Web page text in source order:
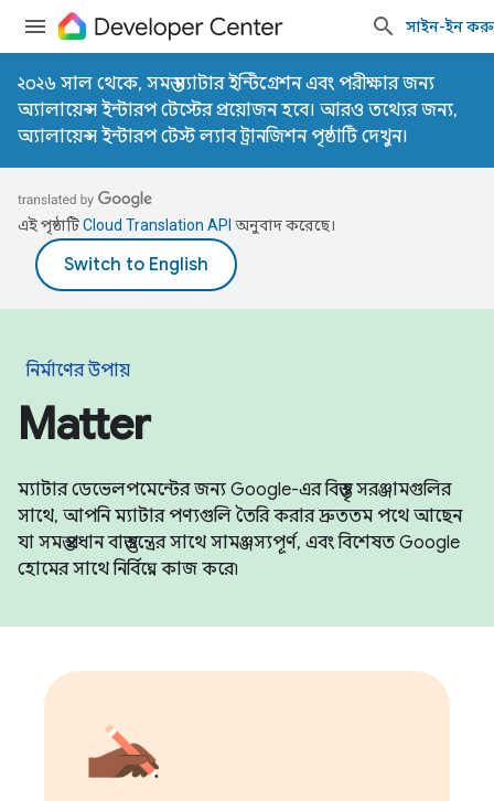
সাইন-ইন
২০২৬ সাল থেকে, সমস্ত ম্যাটার ইন্টিগ্রেশন এবং পরীক্ষার জন্য
অ্যালায়েন্স ইন্টারপ টেস্টের প্রয়োজন হবে। আরও তথ্যের জন্য,
অ্যালায়েন্স ইন্টারপ টেস্ট ল্যাব ট্রানজিশন পৃষ্ঠাটিদেখুন।
এই পৃষ্ঠাটিCloud Translation API অনুবাদ করেছে।
নির্মাণের উপায়
Matter
ম্যাটার ডেভেলপমেন্টের জন্য Google-এর বিস্তৃত সরঞ্জামগুলির
সাথে, আপনি ম্যাটার পণ্যগুলি তৈরি করার দ্রুততম পথে আছেন
যা সমস্ত প্রধান বাস্তুতন্ত্রের সাথে সামঞ্জস্যপূর্ণ, এবং বিশেষত Google
হোমের সাথে নির্বিঘ্নে কাজ করে৷